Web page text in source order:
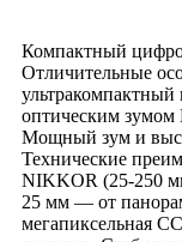
Компактный
Отличительные
оптическим
Мощный зум и
Технические
NIKKOR (25-250
25 мм — от
мегапиксельная